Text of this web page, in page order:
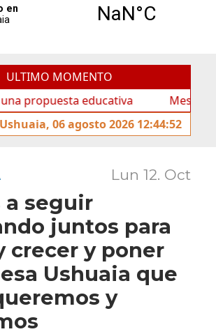
ULTIMO MOMENTO
educativa
Mes de las
Ushuaia, 06 agosto 2026 12:44:52
Lun 12. Oct
a seguir
juntos para
crecer y poner
Ushuaia que
y